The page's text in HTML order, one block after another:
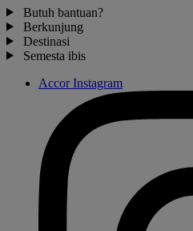
Butuh bantuan?
Berkunjung
Destinasi
Semesta ibis
Accor Instagram